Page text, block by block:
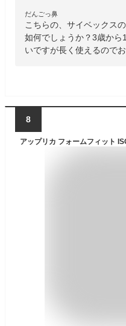
だんごっ鼻
こちらの、サイベックス
如何でしょうか？3歳から
いですが長く使えるので
8